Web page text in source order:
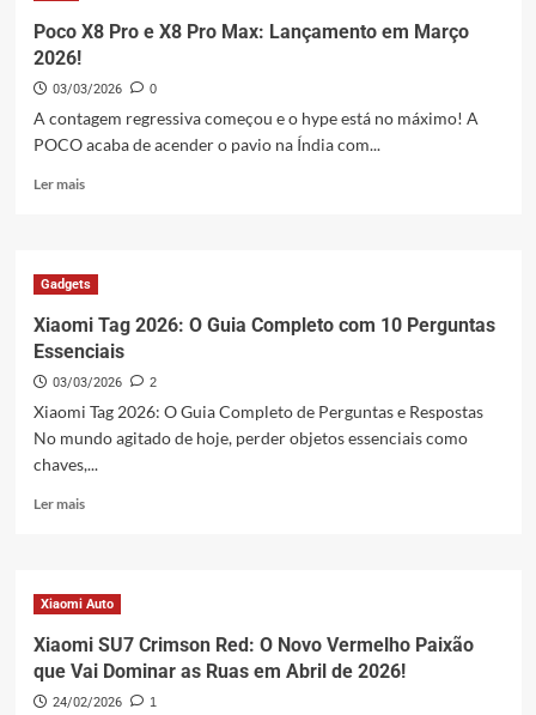
Study
Iluminação
Premium
Poco X8 Pro e X8 Pro Max: Lançamento em Março
2026!
03/03/2026 0
A contagem regressiva começou e o hype está no máximo! A
POCO acaba de acender o pavio na Índia com...
Ler maisLeia
X8
Pro
e
X8
Pro
Max:
Lançamento
em
2026!
Gadgets
Xiaomi Tag 2026: O Guia Completo com 10 Perguntas
Essenciais
03/03/2026 2
Xiaomi Tag 2026: O Guia Completo de Perguntas e Respostas
No mundo agitado de hoje, perder objetos essenciais como
chaves,...
Ler maisLeia
Tag
2026:
O
Guia
Completo
com
Xiaomi Auto
Xiaomi SU7 Crimson Red: O Novo Vermelho Paixão
que Vai Dominar as Ruas em Abril de 2026!
24/02/2026 1